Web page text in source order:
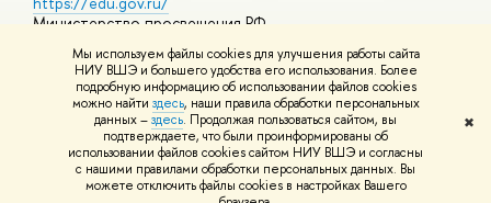
Мы используем файлы cookies для улучшения работы сайта
НИУ ВШЭ и большего удобства его использования. Более
подробную информацию об использовании файлов cookies
можно найти здесь, наши правила обработки персональных
данных –здесь. Продолжая пользоваться сайтом, вы
подтверждаете, что были проинформированы об
использовании файлов cookies сайтом НИУ ВШЭ и согласны
с нашими правилами обработки персональных данных. Вы
можете отключить файлы cookies в настройках Вашего
✖
Министерство просвещения РФ
https://elearning.hse.ru/mooc
Массовые открытые онлайн-курсы
© НИУ ВШЭ 1993–2026 Адреса и контактыУсловия
использования материалов Политика конфиденциальности
Шрифты HSE Sans и HSE Slab разработаны вШколе дизайна НИУ